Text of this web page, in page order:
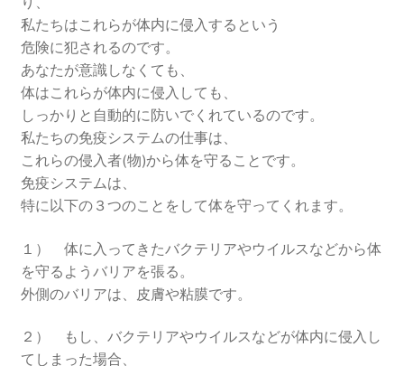
私たちはこれらが体内に侵入するという
危険に犯されるのです。
あなたが意識しなくても、
体はこれらが体内に侵入しても、
しっかりと自動的に防いでくれているのです。
私たちの免疫システムの仕事は、
これらの侵入者(物)から体を守ることです。
免疫システムは、
特に以下の３つのことをして体を守ってくれます。
１） 体に入ってきたバクテリアやウイルスなどから体
を守るようバリアを張る。
外側のバリアは、皮膚や粘膜です。
２） もし、バクテリアやウイルスなどが体内に侵入し
てしまった場合、